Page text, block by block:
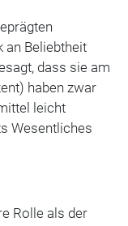
an Beliebtheit
dass sie am
haben zwar
leicht
Wesentliches
Rolle als der